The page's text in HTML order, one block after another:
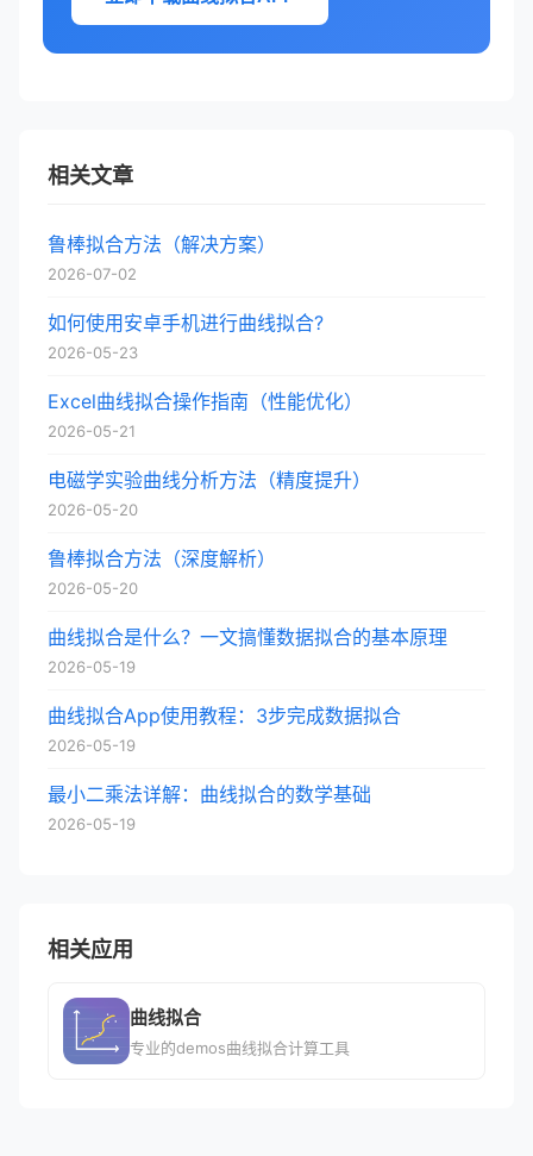
相关文章
鲁棒拟合方法（解决方案）
2026-07-02
如何使用安卓手机进行曲线拟合?
2026-05-23
Excel曲线拟合操作指南（性能优化）
2026-05-21
电磁学实验曲线分析方法（精度提升）
2026-05-20
鲁棒拟合方法（深度解析）
2026-05-20
曲线拟合是什么？一文搞懂数据拟合的基本原理
2026-05-19
曲线拟合App使用教程：3步完成数据拟合
2026-05-19
最小二乘法详解：曲线拟合的数学基础
2026-05-19
相关应用
曲线拟合
专业的demos曲线拟合计算工具